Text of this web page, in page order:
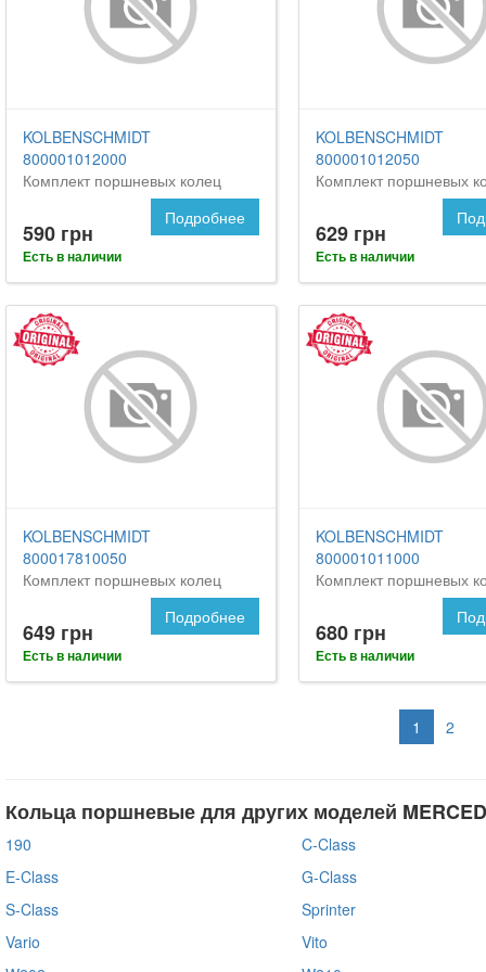
KOLBENSCHMIDT
800001012000
Комплект поршневых колец
590 грн
Есть в наличии
Подробнее
KOLBENSCHMIDT
800001012050
Комплект поршневых
629 грн
Есть в наличии
KOLBENSCHMIDT
800017810050
Комплект поршневых колец
649 грн
Есть в наличии
Подробнее
KOLBENSCHMIDT
800001011000
Комплект поршневых
680 грн
Есть в наличии
1 2
Кольца поршневые для других моделей
190
C-Class
E-Class
G-Class
S-Class
Sprinter
Vario
Vito